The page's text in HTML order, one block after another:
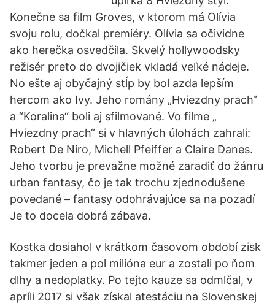
Konečne sa film Groves, v ktorom má Olívia
svoju rolu, dočkal premiéry. Olívia sa očividne
ako herečka osvedčila. Skvelý hollywoodsky
režisér preto do dvojičiek vkladá veľké nádeje.
No ešte aj obyčajný stĺp by bol azda lepším
hercom ako Ivy. Jeho romány „Hviezdny prach“
a “Koralina“ boli aj sfilmované. Vo filme „
Hviezdny prach“ si v hlavných úlohách zahrali:
Robert De Niro, Michell Pfeiffer a Claire Danes.
Jeho tvorbu je prevažne možné zaradiť do žánru
urban fantasy, čo je tak trochu zjednodušene
povedané – fantasy odohrávajúce sa na pozadí
Je to docela dobrá zábava.
Kostka dosiahol v krátkom časovom období zisk
takmer jeden a pol milióna eur a zostali po ňom
dlhy a nedoplatky. Po tejto kauze sa odmlčal, v
apríli 2017 si však získal atestáciu na Slovenskej